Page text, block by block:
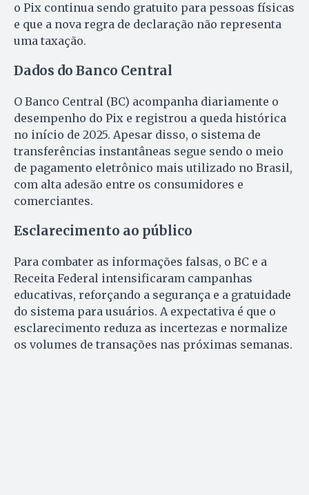
o Pix continua sendo gratuito para pessoas físicas
e que a nova regra de declaração não representa
uma taxação.
Dados do Banco Central
O Banco Central (BC) acompanha diariamente o
desempenho do Pix e registrou a queda histórica
no início de 2025. Apesar disso, o sistema de
transferências instantâneas segue sendo o meio
de pagamento eletrônico mais utilizado no Brasil,
com alta adesão entre os consumidores e
comerciantes.
Esclarecimento ao público
Para combater as informações falsas, o BC e a
Receita Federal intensificaram campanhas
educativas, reforçando a segurança e a gratuidade
do sistema para usuários. A expectativa é que o
esclarecimento reduza as incertezas e normalize
os volumes de transações nas próximas semanas.